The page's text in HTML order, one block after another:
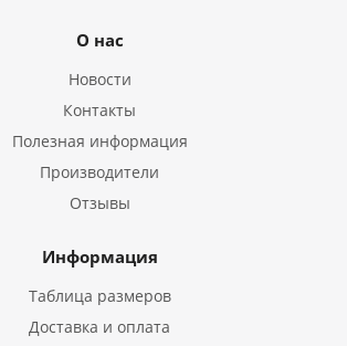
О нас
Новости
Контакты
Полезная информация
Производители
Отзывы
Информация
Таблица размеров
Доставка и оплата